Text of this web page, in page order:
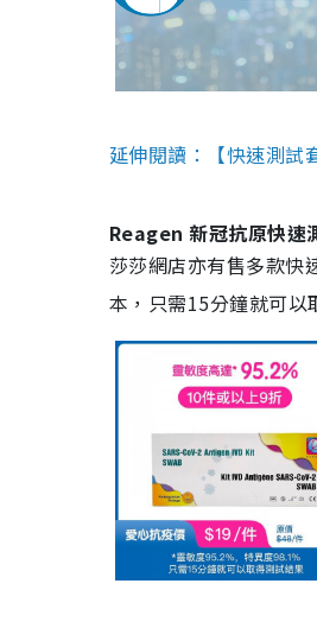
延伸閱讀：【快速測試
Reagen 新冠抗原快速
莎莎網店亦有售多款
本，只需15分鐘就可以